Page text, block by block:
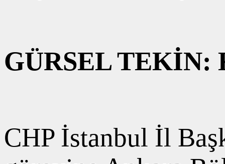
GÜRSEL TEKİN:
CHP İstanbul İl